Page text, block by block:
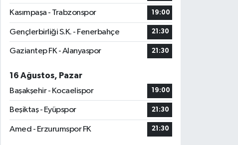
Kasımpaşa - Trabzonspor 19:00
Gençlerbirliği S.K. - Fenerbahçe 21:30
Gaziantep FK - Alanyaspor 21:30
16 Ağustos, Pazar
Başakşehir - Kocaelispor
19:00
Beşiktaş - Eyüpspor 21:30
Amed - Erzurumspor FK 21:30